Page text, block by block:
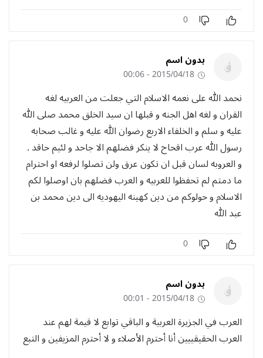
0
بدون اسم
2015/04/18 - 00:06
نحمد الله على نعمه الاسلام التي جعلت من العربيه لغه
القران و لغه اهل الجنه و قبلها ان سيد الخلق محمد صلى الله
عليه و سلم و الخلفاء الاربع رضوان الله عليه و غالب صحابه
رسول الله عرب اقحاح لا ينكر فضلهم الا جاحد و لئيم حاقد .
و العروبه لسان قبل ان تكون عرق ولن تصلوا لرفعه او احترام
ما دمتم لم تحفظوا للعربيه و العرب فضلهم بان اوصلوا لكم
الاسلام و حولوكم من دين كهينه اليهوديه الى دين محمد بن
عبد الله
0
بدون اسم
2015/04/18 - 00:01
العرب في الجزيرة العربية و الباقي توابع لا قيمة لهم عند
العرب الحقيقييين أنا أحترم الأصلاء و لا أحترم المزيفين و التبع